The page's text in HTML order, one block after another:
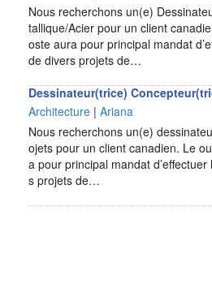
Nous recherchons un(e)
tallique/Acier pour un client
oste aura pour principal mandat
de divers projets de…
Dessinateur(trice)
Architecture | Ariana
Nous recherchons un(e)
ojets pour un client canadien. Le
a pour principal mandat
s projets de…